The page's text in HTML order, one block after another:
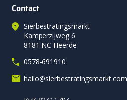
Contact
Sierbestratingsmarkt
Kamperzijweg 6
8181 NC Heerde
0578-691910
hallo@sierbestratingsmarkt.com